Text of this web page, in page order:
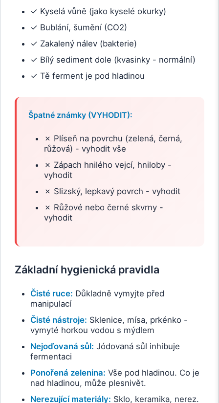
✓ Kyselá vůně (jako kyselé okurky)
✓ Bublání, šumění (CO2)
✓ Zakalený nálev (bakterie)
✓ Bílý sediment dole (kvasinky - normální)
✓ Tě ferment je pod hladinou
Špatné známky (VYHODIT):
✗ Plíseň na povrchu (zelená, černá,
růžová) - vyhodit vše
✗ Zápach hnilého vejcí, hniloby -
vyhodit
✗ Slizský, lepkavý povrch - vyhodit
✗ Růžové nebo černé skvrny -
vyhodit
Základní hygienická pravidla
Čisté ruce: Důkladně vymyjte před
manipulací
Čisté nástroje: Sklenice, mísa, prkénko -
vymyté horkou vodou s mýdlem
Nejoďovaná sůl: Jódovaná sůl inhibuje
fermentaci
Ponořená zelenina: Vše pod hladinou. Co je
nad hladinou, může plesnivět.
Nerezující materiály: Sklo, keramika, nerez.